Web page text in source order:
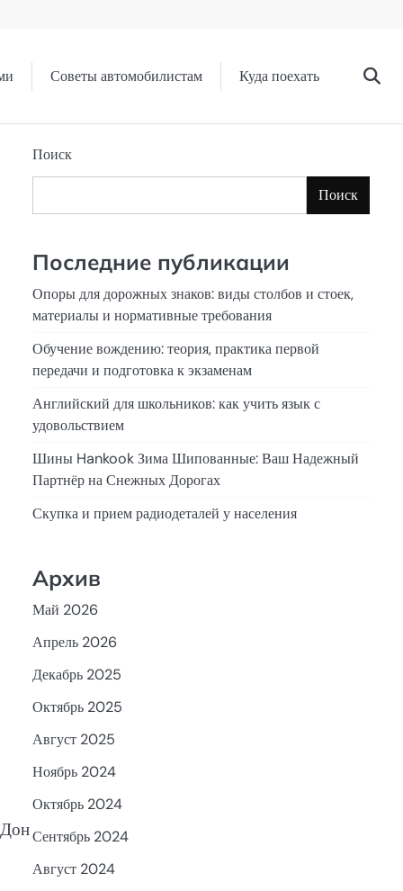
Советы автомобилистам Куда поехать
Поиск
Поиск
Последние публикации
Опоры для дорожных знаков: виды столбов и стоек,
материалы и нормативные требования
Обучение вождению: теория, практика первой
передачи и подготовка к экзаменам
Английский для школьников: как учить язык с
удовольствием
Шины Hankook Зима Шипованные: Ваш Надежный
Партнёр на Снежных Дорогах
Скупка и прием радиодеталей у населения
Архив
Май 2026
Апрель 2026
Декабрь 2025
Октябрь 2025
Август 2025
Ноябрь 2024
Октябрь 2024
Сентябрь 2024
Август 2024